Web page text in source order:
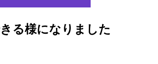
る様になりました